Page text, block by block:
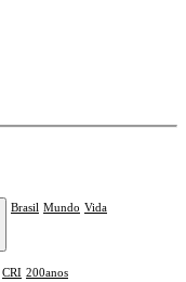
Brasil Mundo Vida
CRI 200anos